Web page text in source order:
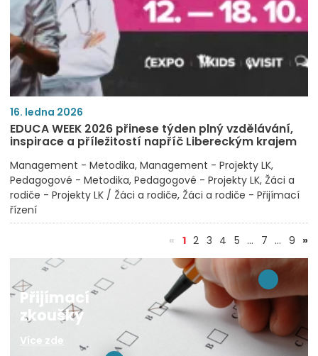
16. ledna 2026
EDUCA WEEK 2026 přinese týden plný vzdělávání,
inspirace a příležitostí napříč Libereckým krajem
Management - Metodika Management - Projekty LK
Pedagogové - Metodika Pedagogové - Projekty LK Žáci a
rodiče - Projekty LK / Žáci a rodiče Žáci a rodiče - Přijímací
řízení
« 1(aktuální)
2 3 4 5 … 7 … 9 »
Přijímací
zkoušky
Více zde